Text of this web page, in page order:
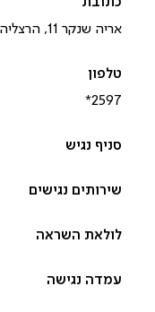
אריה שנקר 11, הרצליה
*2597‎